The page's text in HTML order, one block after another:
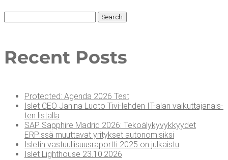
Recent Posts
Pro­tec­ted: Agen­da 2026 Test
Islet CEO Jani­na Luo­to Tivi-leh­den IT-alan vai­kut­ta­ja­nais­
ten listalla
SAP Sapp­hi­re Madrid 2026: Teko­ä­ly­ky­vyk­kyy­det
ERP:ssä muut­ta­vat yri­tyk­set autonomisiksi
Isle­tin vas­tuul­li­suus­ra­port­ti 2025 on julkaistu
Islet Light­house 23.10.2026